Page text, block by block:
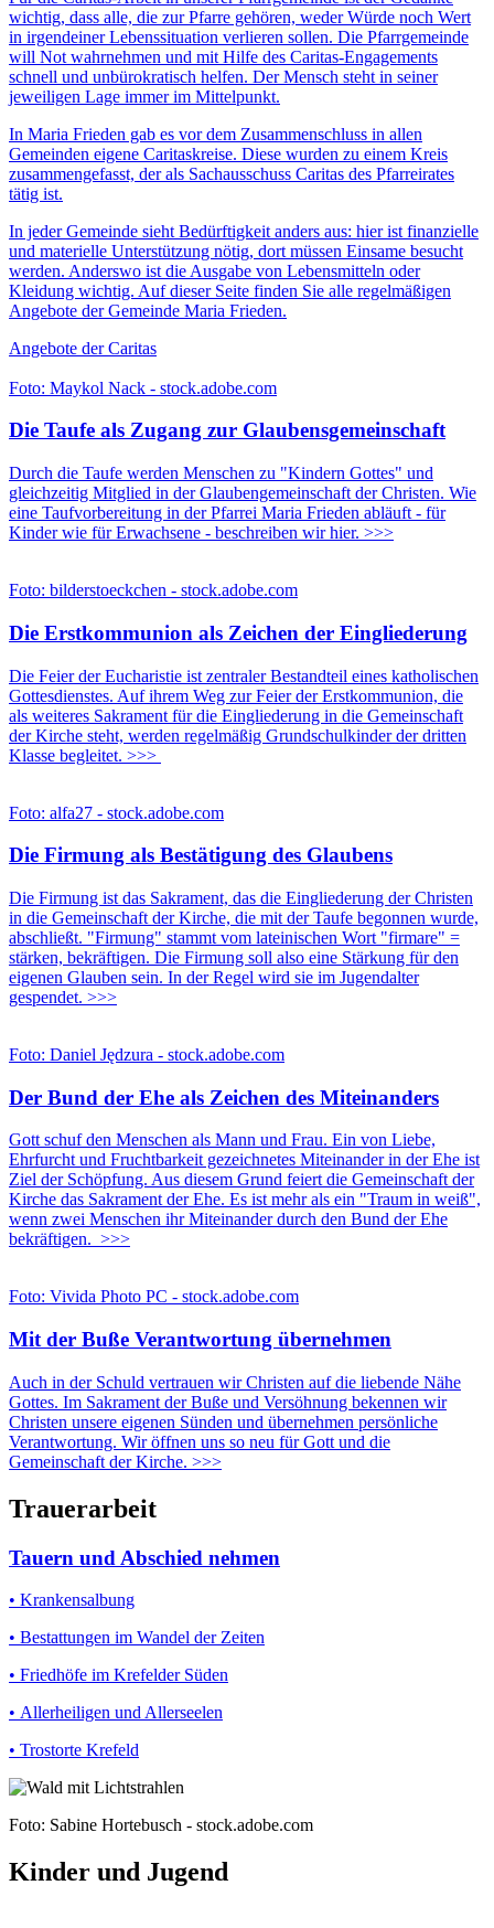
wichtig, dass alle, die zur Pfarre gehören, weder Würde noch Wert
in irgendeiner Lebenssituation verlieren sollen. Die Pfarrgemeinde
will Not wahrnehmen und mit Hilfe des Caritas-Engagements
schnell und unbürokratisch helfen. Der Mensch steht in seiner
jeweiligen Lage immer im Mittelpunkt.
In Maria Frieden gab es vor dem Zusammenschluss in allen
Gemeinden eigene Caritaskreise. Diese wurden zu einem Kreis
zusammengefasst, der als Sachausschuss Caritas des Pfarreirates
tätig ist.
In jeder Gemeinde sieht Bedürftigkeit anders aus: hier ist finanzielle
und materielle Unterstützung nötig, dort müssen Einsame besucht
werden. Anderswo ist die Ausgabe von Lebensmitteln oder
Kleidung wichtig. Auf dieser Seite finden Sie alle regelmäßigen
Angebote der Gemeinde Maria Frieden.
Angebote der Caritas
Foto: Maykol Nack - stock.adobe.com
Die Taufe als Zugang zur Glaubensgemeinschaft
Durch die Taufe werden Menschen zu "Kindern Gottes" und
gleichzeitig Mitglied in der Glaubengemeinschaft der Christen. Wie
eine Taufvorbereitung in der Pfarrei Maria Frieden abläuft - für
Kinder wie für Erwachsene - beschreiben wir hier. >>>
Foto: bilderstoeckchen - stock.adobe.com
Die Erstkommunion als Zeichen der Eingliederung
Die Feier der Eucharistie ist zentraler Bestandteil eines katholischen
Gottesdienstes. Auf ihrem Weg zur Feier der Erstkommunion, die
als weiteres Sakrament für die Eingliederung in die Gemeinschaft
der Kirche steht, werden regelmäßig Grundschulkinder der dritten
Klasse begleitet. >>>
Foto: alfa27 - stock.adobe.com
Die Firmung als Bestätigung des Glaubens
Die Firmung ist das Sakrament, das die Eingliederung der Christen
in die Gemeinschaft der Kirche, die mit der Taufe begonnen wurde,
abschließt. "Firmung" stammt vom lateinischen Wort "firmare" =
stärken, bekräftigen. Die Firmung soll also eine Stärkung für den
eigenen Glauben sein. In der Regel wird sie im Jugendalter
gespendet. >>>
Foto: Daniel Jędzura - stock.adobe.com
Der Bund der Ehe als Zeichen des Miteinanders
Gott schuf den Menschen als Mann und Frau. Ein von Liebe,
Ehrfurcht und Fruchtbarkeit gezeichnetes Miteinander in der Ehe ist
Ziel der Schöpfung. Aus diesem Grund feiert die Gemeinschaft der
Kirche das Sakrament der Ehe. Es ist mehr als ein "Traum in weiß",
wenn zwei Menschen ihr Miteinander durch den Bund der Ehe
bekräftigen. >>>
Foto: Vivida Photo PC - stock.adobe.com
Mit der Buße Verantwortung übernehmen
Auch in der Schuld vertrauen wir Christen auf die liebende Nähe
Gottes. Im Sakrament der Buße und Versöhnung bekennen wir
Christen unsere eigenen Sünden und übernehmen persönliche
Verantwortung. Wir öffnen uns so neu für Gott und die
Gemeinschaft der Kirche. >>>
Trauerarbeit
Tauern und Abschied nehmen
• Krankensalbung
• Bestattungen im Wandel der Zeiten
• Friedhöfe im Krefelder Süden
• Allerheiligen und Allerseelen
• Trostorte Krefeld
Foto: Sabine Hortebusch - stock.adobe.com
Kinder und Jugend